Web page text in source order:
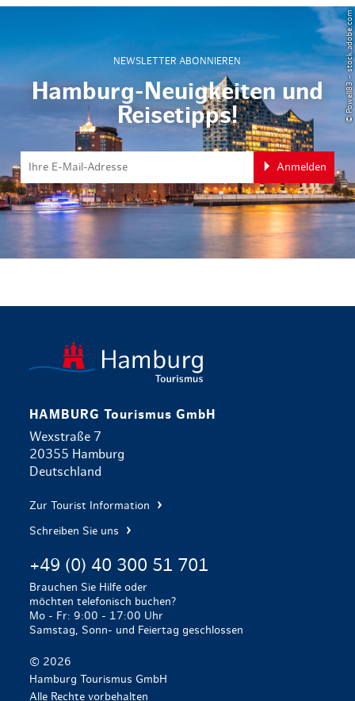
NEWSLETTER ABONNIEREN
Hamburg-Neuigkeiten und
Reisetipps!
Anmelden
© Powell83 – stock.adobe.com
HAMBURG Tourismus GmbH
Wexstraße 7
20355 Hamburg
Deutschland
Zur Tourist Information
Schreiben Sie uns
+49 (0) 40 300 51 701
Brauchen Sie Hilfe oder
möchten telefonisch buchen?
Mo - Fr: 9:00 - 17:00 Uhr
Samstag, Sonn- und Feiertag geschlossen
© 2026
Hamburg Tourismus GmbH
Alle Rechte vorbehalten